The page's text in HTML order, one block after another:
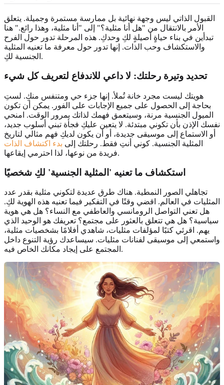
القبول الذاتي ليس وجهة نهائية بل ممارسة مستمرة وجميلة. يتعلق
الأمر بالانتقال من "هل أنا مثلية؟" إلى "أنا مثلية، وهذا رائع." هنا
تبدأين في بناء حياةٍ أصيلةٍ لكِ وحدكِ. هذه المرحلة تدور حول الفرح
والاستكشاف وحب الذات. إنها تدور حول معرفة ما تعنيه المثلية
الجنسية لكِ.
تحديد وتيرة رحلتك: لا داعي للاندفاع لتعريف كل شيء
هويتك ليست مجرد خانة تُملأ. إنها جزء حي ومتنفس منكِ. لستِ
بحاجة إلى الحصول على جميع الإجابات على الفور. يمكن أن تكون
الميول الجنسية مرنة، وسيتعمق فهمك لذاتك بمرور الوقت. امنحي
نفسك الإذن بأن تكوني مبتدئة. لا يتعين عليكِ فجأة تبني أسلوب جديد،
أو الاستماع إلى موسيقى جديدة، أو أن يكون لديكِ فهم مثالي لتاريخ
المثلية الجنسية. كوني أنتِ فقط. رحلتك إلى بدء اكتشاف الذات
فريدة من نوعها، لذا احترمي إيقاعها.
استكشاف ما تعنيه ' المثلية الجنسية' لكِ شخصيًا
تجاهلي الصور النمطية. هناك طرق عديدة لتكوني مثلية بقدر عدد
المثليات في العالم. اقضي وقتًا في التفكير فيما تعنيه هذه الهوية لكِ.
هل تعني التواصل الرومانسي والعاطفي مع النساء؟ هل هي هوية
سياسية؟ هل هي تتعلق بالعثور على مجتمع؟ تعريفك هو الوحيد الذي
يهم. اقرئي كتبًا لمؤلفات مثليات، شاهدي أفلامًا بشخصيات مثلية،
واستمعي إلى موسيقى لفنانات مثليات. سيساعدك رؤية التنوع داخل
المجتمع على إيجاد مكانك الخاص فيه.